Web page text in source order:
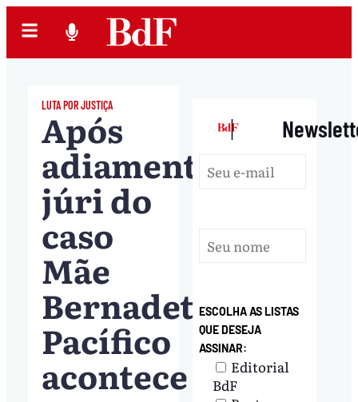
LUTA POR JUSTIÇA
Após
adiamento,
júri do
caso
Mãe
Bernadete
Pacífico
acontece
|
ESCOLHA AS LISTAS
QUE DESEJA
ASSINAR:
Editorial
BdF